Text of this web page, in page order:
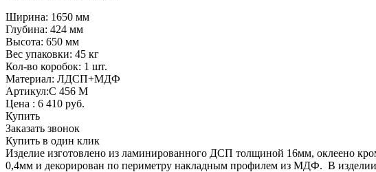
Ширина: 1650 мм
Глубина: 424 мм
Высота: 650 мм
Вес упаковки: 45 кг
Кол-во коробок: 1 шт.
Материал: ЛДСП+МДФ
Артикул:С 456 М
Цена : 6 410 руб.
Купить
Заказать звонок
Купить в один клик
Изделие изготовлено из ламинированного ДСП толщиной 16мм, оклеено
0,4мм и декорирован по периметру накладным профилем из МДФ. В